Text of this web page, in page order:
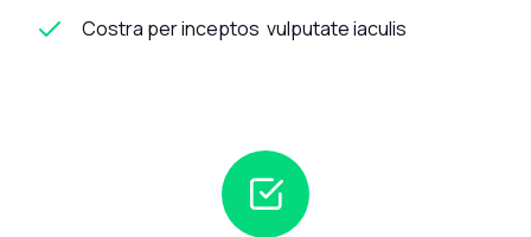
Costra per inceptos vulputate iaculis